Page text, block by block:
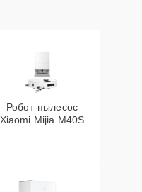
Робот-пылесос
Xiaomi Mijia M40S